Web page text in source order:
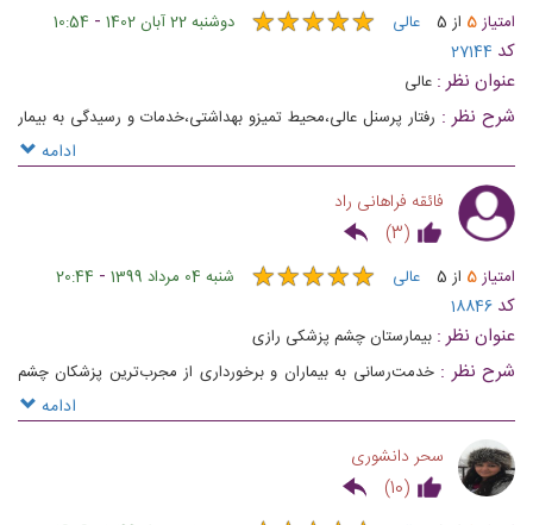
امتیاز5 از 5 عالی ★★★★★
★★★★★ دوشنبه 22 آبان 1402 -
10:54
کد 27144
عنوان نظر : عالی
شرح نظر : رفتار پرسنل عالی،محیط تمیزو بهداشتی،خدمات و رسیدگی به بیمار
یا همراه بیمار بسیار خوب،از عمل آب مروارید چشمهای مادرمم راضی هستیم،دکتر
ادامه
فائقه فراهانی راد
(
3
)
امتیاز5 از 5 عالی ★★★★★
★★★★★ شنبه 04 مرداد 1399 -
20:44
کد 18846
عنوان نظر : بیمارستان چشم پزشکی رازی
شرح نظر : خدمت‌رسانی به بیماران و برخورداری از مجرب‌ترین پزشکان چشم
ادامه
سحر دانشوری
(
10
)